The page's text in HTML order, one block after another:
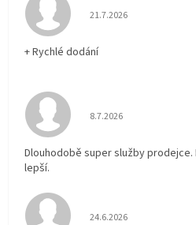
Hodnocení obchodu je
21.7.2026
+ Rychlé dodání
Hodnocení obchodu je
8.7.2026
Dlouhodobě super služby
lepší.
Hodnocení obchodu je
24.6.2026